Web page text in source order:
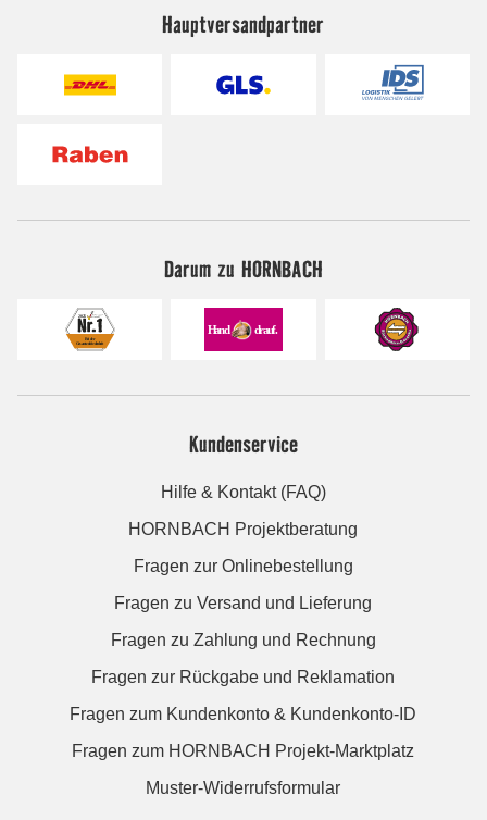
Hauptversandpartner
Darum zu HORNBACH
Kundenservice
Hilfe & Kontakt (FAQ)
HORNBACH Projektberatung
Fragen zur Onlinebestellung
Fragen zu Versand und Lieferung
Fragen zu Zahlung und Rechnung
Fragen zur Rückgabe und Reklamation
Fragen zum Kundenkonto & Kundenkonto-ID
Fragen zum HORNBACH Projekt-Marktplatz
Muster-Widerrufsformular